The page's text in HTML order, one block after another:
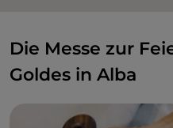
Die Messe zur
Goldes in Alba